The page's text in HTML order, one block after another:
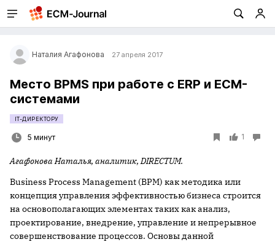
Наталия Агафонова 27 апреля 2017
Место ВPMS при работе с ERP и ECM-
системами
IT-ДИРЕКТОРУ
5 минут 1
Агафонова Наталья, аналитик,DIRECTUM.
Business Process Management (BPM) как методика или
концепция управления эффективностью бизнеса строится
на основополагающих элементах таких как анализ,
проектирование, внедрение, управление и непрерывное
совершенствование процессов. Основы данной